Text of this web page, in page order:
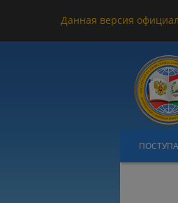
Данная версия